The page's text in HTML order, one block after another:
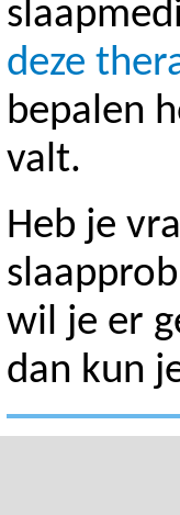
deze
bepalen
valt.
Heb je
wil je er
dan kun